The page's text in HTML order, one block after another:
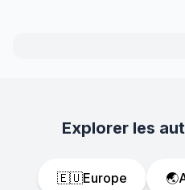
Explorer les
🇪🇺Europe 🌏